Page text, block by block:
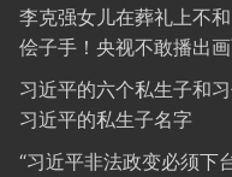
李克强女儿在葬礼上不
侩子手！央视不敢播出
习近平的六个私生子和
习近平的私生子名字
“习近平非法政变必须下